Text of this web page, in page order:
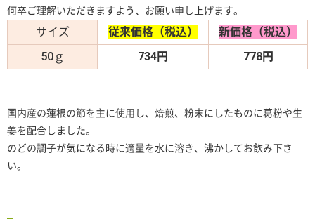
何卒ご理解いただきますよう、お願い申し上げます。
サイズ 従来価格（税込）
新価格（税込）
50ｇ
734円 778円
国内産の蓮根の節を主に使用し、焙煎、粉末にしたものに葛粉や生
姜を配合しました。
のどの調子が気になる時に適量を水に溶き、沸かしてお飲み下さ
い。